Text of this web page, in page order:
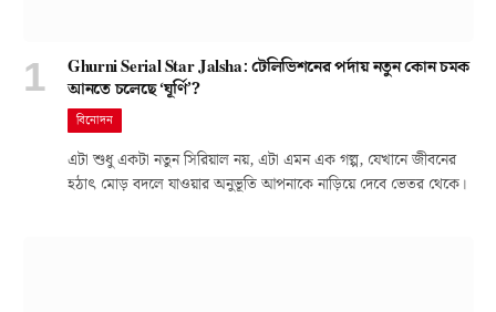
Ghurni Serial Star Jalsha: টেলিভিশনের পর্দায় নতুন কোন চমক
আনতে চলেছে ‘ঘূর্ণি’?
বিনোদন
এটা শুধু একটা নতুন সিরিয়াল নয়, এটা এমন এক গল্প, যেখানে জীবনের
হঠাৎ মোড় বদলে যাওয়ার অনুভূতি আপনাকে নাড়িয়ে দেবে ভেতর থেকে।